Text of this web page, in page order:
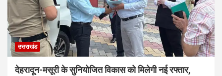
उत्तराखंड
देहरादून-मसूरी के सुनियोजित विकास को मिलेगी नई रफ्तार,